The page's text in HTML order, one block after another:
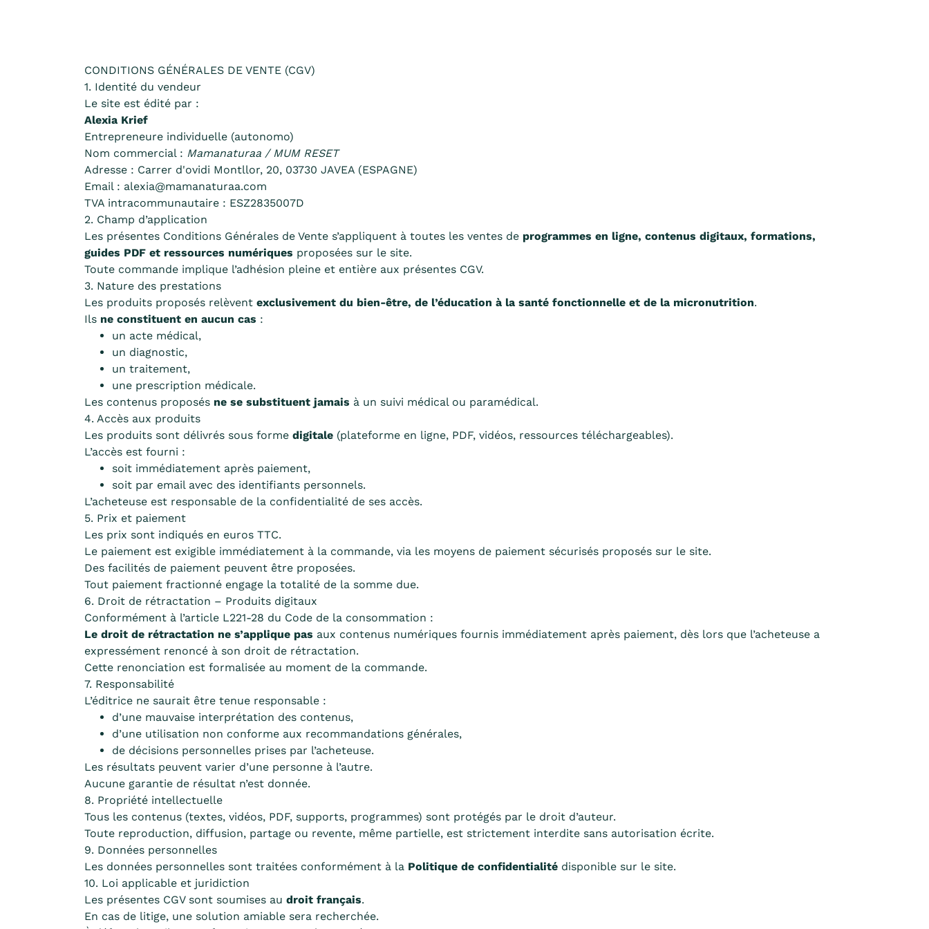
CONDITIONS GÉNÉRALES DE VENTE (CGV)
1. Identité du vendeur
Le site est édité par :
Alexia Krief
Entrepreneure individuelle (autonomo)
Nom commercial : Mamanaturaa / MUM RESET
Adresse : Carrer d'ovidi Montllor, 20, 03730 JAVEA (ESPAGNE)
Email : alexia@mamanaturaa.com
TVA intracommunautaire : ESZ2835007D
2. Champ d’application
Les présentes Conditions Générales de Vente s’appliquent à toutes les ventes de programmes en ligne, contenus digitaux, formations,
guides PDF et ressources numériques proposées sur le site.
Toute commande implique l’adhésion pleine et entière aux présentes CGV.
3. Nature des prestations
Les produits proposés relèvent exclusivement du bien-être, de l’éducation à la santé fonctionnelle et de la micronutrition.
Ils ne constituent en aucun cas :
un acte médical,
un diagnostic,
un traitement,
une prescription médicale.
Les contenus proposés ne se substituent jamais à un suivi médical ou paramédical.
4. Accès aux produits
Les produits sont délivrés sous forme digitale (plateforme en ligne, PDF, vidéos, ressources téléchargeables).
L’accès est fourni :
soit immédiatement après paiement,
soit par email avec des identifiants personnels.
L’acheteuse est responsable de la confidentialité de ses accès.
5. Prix et paiement
Les prix sont indiqués en euros TTC.
Le paiement est exigible immédiatement à la commande, via les moyens de paiement sécurisés proposés sur le site.
Des facilités de paiement peuvent être proposées.
Tout paiement fractionné engage la totalité de la somme due.
6. Droit de rétractation – Produits digitaux
Conformément à l’article L221-28 du Code de la consommation :
Le droit de rétractation ne s’applique pas aux contenus numériques fournis immédiatement après paiement, dès lors que l’acheteuse a
expressément renoncé à son droit de rétractation.
Cette renonciation est formalisée au moment de la commande.
7. Responsabilité
L’éditrice ne saurait être tenue responsable :
d’une mauvaise interprétation des contenus,
d’une utilisation non conforme aux recommandations générales,
de décisions personnelles prises par l’acheteuse.
Les résultats peuvent varier d’une personne à l’autre.
Aucune garantie de résultat n’est donnée.
8. Propriété intellectuelle
Tous les contenus (textes, vidéos, PDF, supports, programmes) sont protégés par le droit d’auteur.
Toute reproduction, diffusion, partage ou revente, même partielle, est strictement interdite sans autorisation écrite.
9. Données personnelles
Les données personnelles sont traitées conformément à la Politique de confidentialité disponible sur le site.
10. Loi applicable et juridiction
Les présentes CGV sont soumises au droit français.
En cas de litige, une solution amiable sera recherchée.